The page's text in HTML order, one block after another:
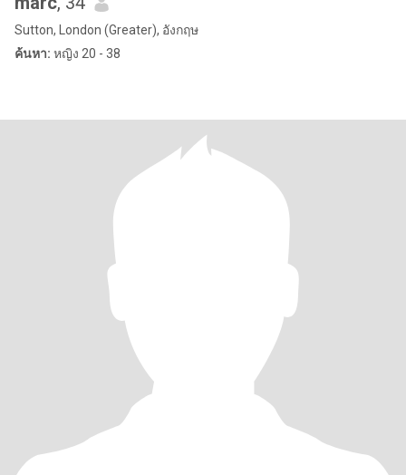
Sutton, London (Greater), อังกฤษ
ค้นหา: หญิง 20 - 38